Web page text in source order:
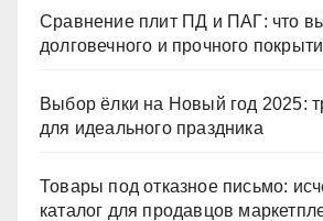
Сравнение плит ПД и ПАГ: что
долговечного и прочного
Выбор ёлки на Новый год 2025:
для идеального праздника
Товары под отказное письмо:
каталог для продавцов